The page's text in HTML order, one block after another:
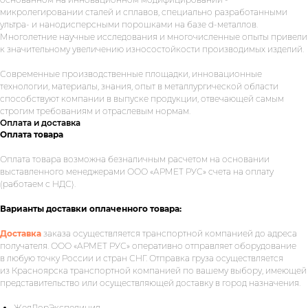
микролегировании сталей и сплавов, специально разработанными
ультра- и нанодисперсными порошками на базе d-металлов.
Многолетние научные исследования и многочисленные опыты привели
к значительному увеличению износостойкости производимых изделий.
Современные производственные площадки, инновационные
технологии, материалы, знания, опыт в металлургической области
способствуют компании в выпуске продукции, отвечающей самым
строгим требованиям и отраслевым нормам.
Оплата и доставка
Оплата товара
Оплата товара возможна безналичным расчетом на основании
выставленного менеджерами ООО «АРМЕТ РУС» счета на оплату
(работаем с НДС).
Варианты доставки оплаченного товара:
Доставка заказа осуществляется транспортной компанией до адреса
получателя. ООО «АРМЕТ РУС» оперативно отправляет оборудование
в любую точку России и стран СНГ. Отправка груза осуществляется
из Красноярска транспортной компанией по вашему выбору, имеющей
представительство или осуществляющей доставку в город назначения.
Укажите номер телефона и ваше
имя.Мы свяжемся с вами сегодня
поможем нам лучше понять вашу
задачу — прикрепите её в поле ниже.